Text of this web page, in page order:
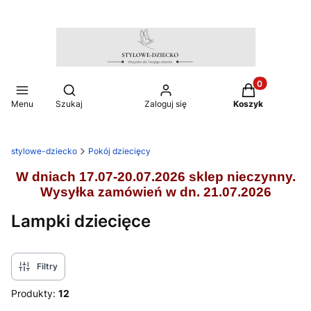
Menu
Otwórz wyszukiwarkę
Szukaj Zaloguj się
Produkty w
Koszyk
stylowe-dziecko Pokój dziecięcy
W dniach 17.07-20.07.2026 sklep nieczynny.
Wysyłka zamówień w dn. 21.07.2026
Lampki dziecięce
Filtry
Produkty: 12